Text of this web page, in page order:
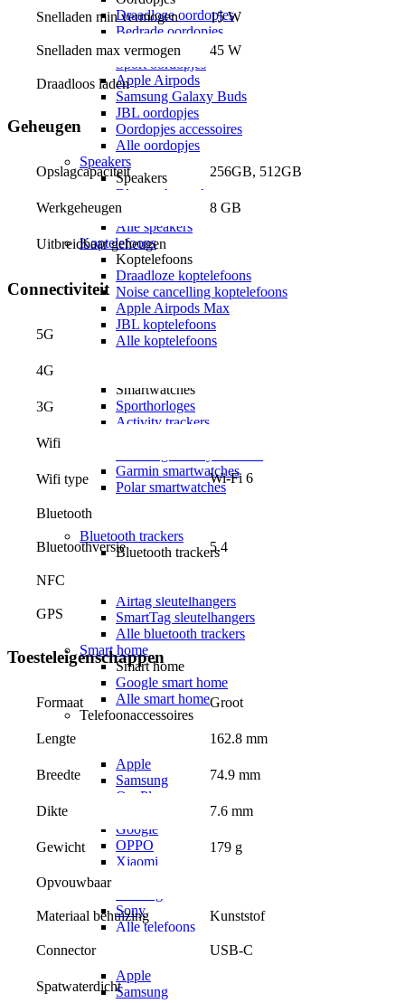
Draadloze oordopjes
Bedrade oordopjes
Noise cancelling oordopjes
Sport oordopjes
Apple Airpods
Samsung Galaxy Buds
JBL oordopjes
Oordopjes accessoires
Alle oordopjes
Speakers
Speakers
Bluetooth speakers
JBL speakers
Alle speakers
Koptelefoons
Koptelefoons
Draadloze koptelefoons
Noise cancelling koptelefoons
Apple Airpods Max
JBL koptelefoons
Alle koptelefoons
Smartwatches
Sporthorloges
Activity trackers
Garmin smartwatches
Polar smartwatches
Bluetooth trackers
Bluetooth trackers
Airtag sleutelhangers
SmartTag sleutelhangers
Alle bluetooth trackers
Smart home
Smart home
Google smart home
Alle smart home
Telefoonaccessoires
Apple
Samsung
OnePlus
Google
OPPO
Xiaomi
Sony
Alle telefoons
Screenprotectors
Screenprotectors voor
Apple
Samsung
Snelladen min vermogen 15 W
Snelladen max vermogen 45 W
Draadloos laden
Geheugen
Opslagcapaciteit 256GB, 512GB
Werkgeheugen 8 GB
Uitbreidbaar geheugen
Connectiviteit
5G
4G
3G
Wifi
Wifi type Wi-Fi 6
Bluetooth
Bluetoothversie 5.4
NFC
GPS
Toesteleigenschappen
Formaat Groot
Lengte 162.8 mm
Breedte 74.9 mm
Dikte 7.6 mm
Gewicht 179 g
Opvouwbaar
Materiaal behuizing Kunststof
Connector USB-C
Spatwaterdicht